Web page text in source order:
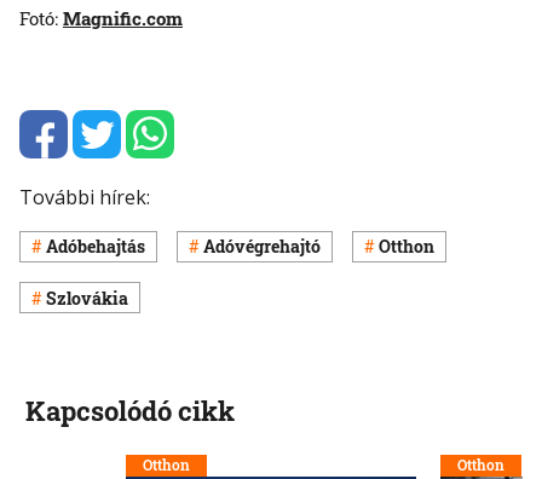
Fotó: Magnific.com
További hírek:
Adóbehajtás Adóvégrehajtó Otthon
Szlovákia
Kapcsolódó cikk
Otthon Otthon